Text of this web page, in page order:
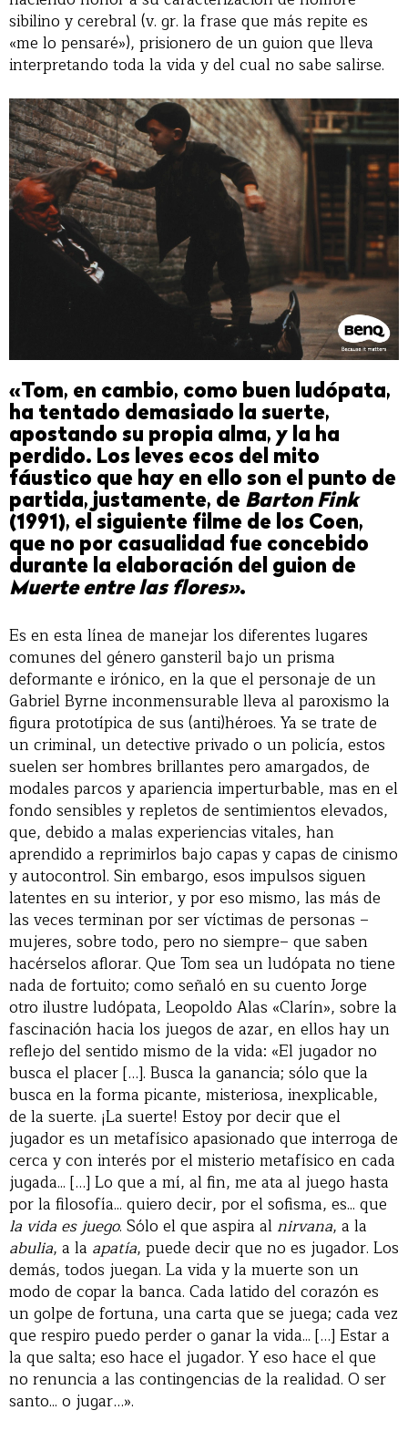
sibilino y cerebral (v. gr. la frase que más repite es
«me lo pensaré»), prisionero de un guion que lleva
interpretando toda la vida y del cual no sabe salirse.
«Tom, en cambio, como buen ludópata,
ha tentado demasiado la suerte,
apostando su propia alma, y la ha
perdido. Los leves ecos del mito
fáustico que hay en ello son el punto de
partida, justamente, de Barton Fink
(1991), el siguiente filme de los Coen,
que no por casualidad fue concebido
durante la elaboración del guion de
Muerte entre las flores».
Es en esta línea de manejar los diferentes lugares
comunes del género gansteril bajo un prisma
deformante e irónico, en la que el personaje de un
Gabriel Byrne inconmensurable lleva al paroxismo la
figura prototípica de sus (anti)héroes. Ya se trate de
un criminal, un detective privado o un policía, estos
suelen ser hombres brillantes pero amargados, de
modales parcos y apariencia imperturbable, mas en el
fondo sensibles y repletos de sentimientos elevados,
que, debido a malas experiencias vitales, han
aprendido a reprimirlos bajo capas y capas de cinismo
y autocontrol. Sin embargo, esos impulsos siguen
latentes en su interior, y por eso mismo, las más de
las veces terminan por ser víctimas de personas –
mujeres, sobre todo, pero no siempre– que saben
hacérselos aflorar. Que Tom sea un ludópata no tiene
nada de fortuito; como señaló en su cuento Jorge
otro ilustre ludópata, Leopoldo Alas «Clarín», sobre la
fascinación hacia los juegos de azar, en ellos hay un
reflejo del sentido mismo de la vida: «El jugador no
busca el placer […]. Busca la ganancia; sólo que la
busca en la forma picante, misteriosa, inexplicable,
de la suerte. ¡La suerte! Estoy por decir que el
jugador es un metafísico apasionado que interroga de
cerca y con interés por el misterio metafísico en cada
jugada... […] Lo que a mí, al fin, me ata al juego hasta
por la filosofía... quiero decir, por el sofisma, es... que
la vida es juego. Sólo el que aspira al nirvana, a la
abulia, a la apatía, puede decir que no es jugador. Los
demás, todos juegan. La vida y la muerte son un
modo de copar la banca. Cada latido del corazón es
un golpe de fortuna, una carta que se juega; cada vez
que respiro puedo perder o ganar la vida... […] Estar a
la que salta; eso hace el jugador. Y eso hace el que
no renuncia a las contingencias de la realidad. O ser
santo... o jugar…».